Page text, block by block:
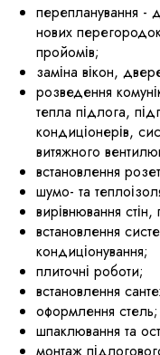
перепланування -
нових
пройомів;
заміна вікон,
розведення
тепла підлога,
кондиціонерів,
витяжного
встановлення
шумо- та
вирівнювання стін,
встановлення
кондиціонування;
плиточні роботи;
встановлення
оформлення стель;
шпаклювання та
монтаж